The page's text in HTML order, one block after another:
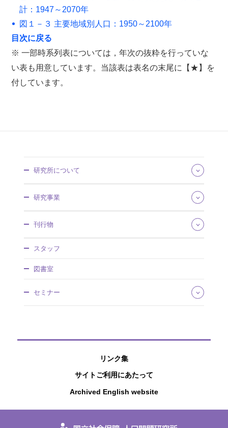
計：1947～2070年
図１－３ 主要地域別人口：1950～2100年
目次に戻る
※ 一部時系列表については，年次の抜粋を行っていな
い表も用意しています。当該表は表名の末尾に【★】を
付しています。
研究所について
組織・所掌
事業概要
沿革・歴史館
採用情報
調達情報
情報公開
社人研パンフレット
アクセスマップ
研究事業
将来推計人口・世帯数
社会保障費用統計
社会保障・人口問題基本調査
刊行物
調査研究報告資料
人口問題研究資料
所内研究報告
過去の刊行物
スタッフ
図書室
セミナー
リンク集
サイトご利用にあたって
Archived English website